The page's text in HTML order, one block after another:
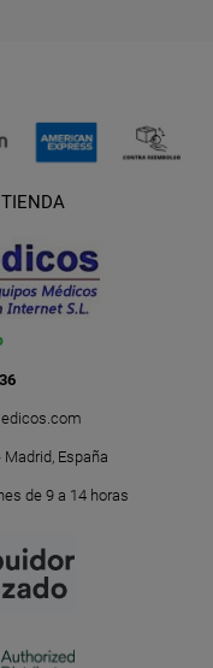
Madrid, España
de 9 a 14 horas